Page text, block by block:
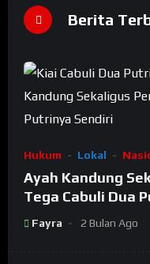
Berita
Hukum Lokal
Ayah Kandung
Tega Cabuli Dua
Fayra 2 Bulan Ago